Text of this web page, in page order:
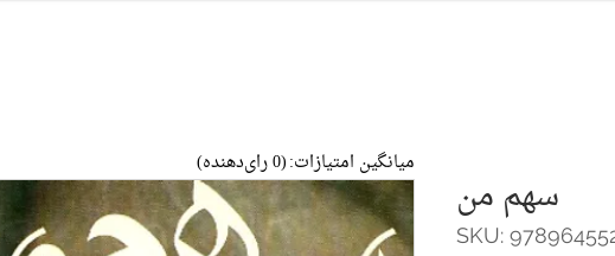
سهم من
SKU:
میانگین امتیازات:(0 رای‌دهنده)